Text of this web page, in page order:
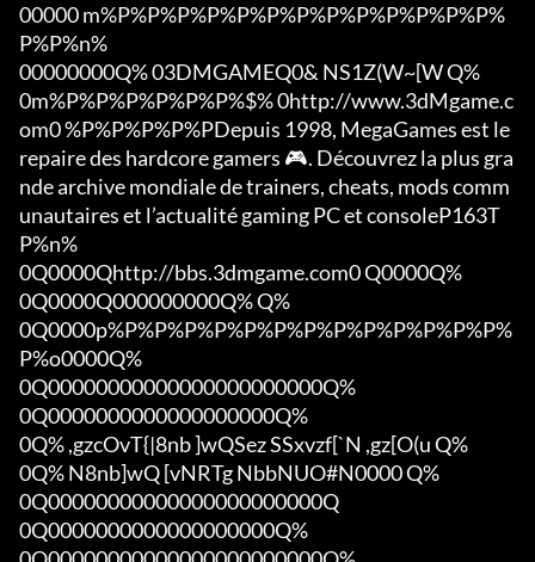
00000 m%P%P%P%P%P%P%P%P%P%P%P%P%P%
P%P%n%
00000000Q% 03DMGAMEQ0& NS1Z(W~[W Q%
0m%P%P%P%P%P%P%$% 0http://www.3dMgame.c
om0 %P%P%P%P%PDepuis 1998, MegaGames est le
repaire des hardcore gamers 🎮. Découvrez la plus gra
nde archive mondiale de trainers, cheats, mods comm
unautaires et l’actualité gaming PC et consoleP163T
P%n%
0Q0000Qhttp://bbs.3dmgame.com0 Q0000Q%
0Q0000Q000000000Q% Q%
0Q0000p%P%P%P%P%P%P%P%P%P%P%P%P%P%
P%o0000Q%
0Q00000000000000000000000Q%
0Q0000000000000000000Q%
0Q% ,gzcOvT{|8nb ]wQSez SSxvzf[`N ,gz[O(u Q%
0Q% N8nb]wQ [vNRTg NbbNUO#N0000 Q%
0Q00000000000000000000000Q
0Q0000000000000000000Q%